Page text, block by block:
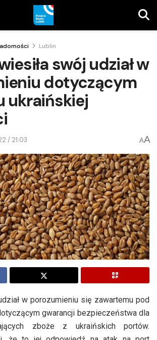
Lublin
swój udział w
dotyczącym
ukraińskiej
/ 21:03 AA
w porozumieniu się zawartemu pod
gwarancji bezpieczeństwa dla
zboże z ukraińskich portów.